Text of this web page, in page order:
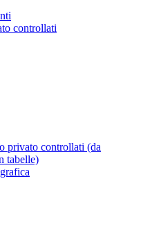
controllati
privato controllati (da
tabelle)